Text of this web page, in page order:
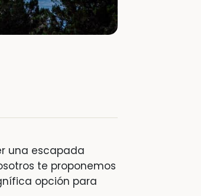
una escapada
te proponemos
opción para